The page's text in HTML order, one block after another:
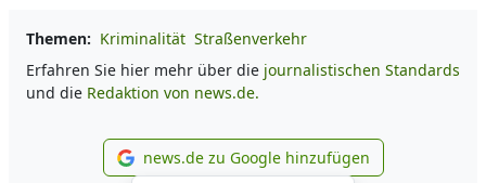
Themen: Kriminalität Straßenverkehr
Erfahren Sie hier mehr über die journalistischen Standards
und die Redaktion von news.de.
news.de zu Google
news.de zu Google hinzufügen